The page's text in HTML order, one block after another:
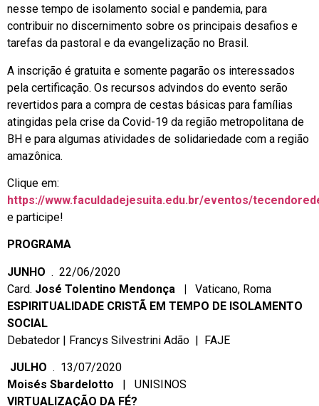
nesse tempo de isolamento social e pandemia, para
contribuir no discernimento sobre os principais desafios e
tarefas da pastoral e da evangelização no Brasil.
A inscrição é gratuita e somente pagarão os interessados
pela certificação. Os recursos advindos do evento serão
revertidos para a compra de cestas básicas para famílias
atingidas pela crise da Covid-19 da região metropolitana de
BH e para algumas atividades de solidariedade com a região
amazônica.
Clique em:
https://www.faculdadejesuita.edu.br/eventos/
e participe!
PROGRAMA
JUNHO . 22/06/2020
Card. José Tolentino Mendonça | Vaticano, Roma
ESPIRITUALIDADE CRISTÃ EM TEMPO DE ISOLAMENTO
SOCIAL
Debatedor | Francys Silvestrini Adão | FAJE
JULHO . 13/07/2020
Moisés Sbardelotto | UNISINOS
VIRTUALIZAÇÃO DA FÉ?